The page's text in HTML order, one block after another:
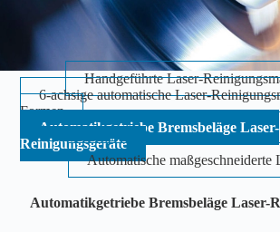
Handgeführte Laser-
6-achsige automatische Laser-
Formen
Automatikgetriebe Bremsbeläge Laser-
Reinigungsgeräte
Automatische maßgeschneiderte
Automatikgetriebe Bremsbeläge Laser-